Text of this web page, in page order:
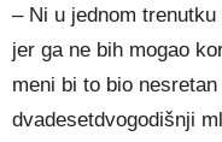
– Ni u jednom
jer ga ne bih mogao
meni bi to bio
dvadesetdvogodišnji